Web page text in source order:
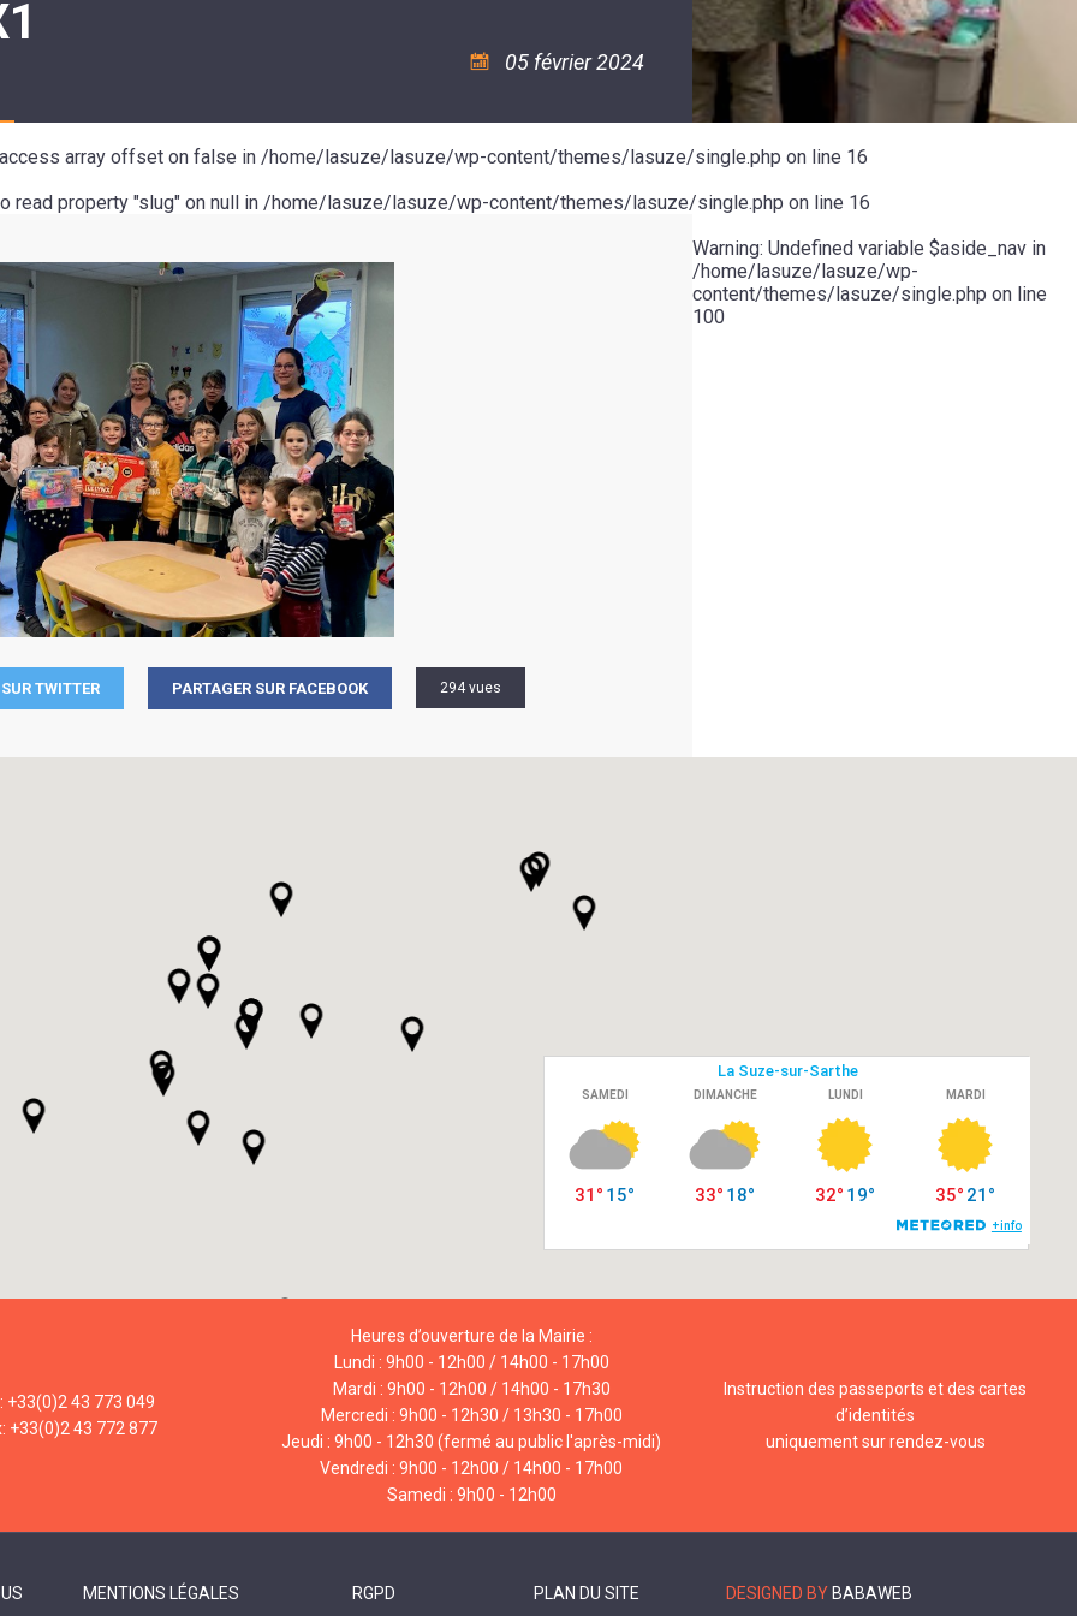
array offset on false in /home/lasuze/lasuze/wp-content/themes/lasuze/single.php on line 16
read property "slug" on null in /home/lasuze/lasuze/wp-content/themes/lasuze/single.php on line 16
05 février 2024
TWITTER PARTAGER SUR FACEBOOK 294 vues
Warning: Undefined variable $aside_nav in
/home/lasuze/lasuze/wp-
content/themes/lasuze/single.php on line
100
+33(0)2 43 773 049
+33(0)2 43 772 877
Heures d’ouverture de la Mairie :
Lundi : 9h00 - 12h00 / 14h00 - 17h00
Mardi : 9h00 - 12h00 / 14h00 - 17h30
Mercredi : 9h00 - 12h30 / 13h30 - 17h00
Jeudi : 9h00 - 12h30 (fermé au public l'après-midi)
Vendredi : 9h00 - 12h00 / 14h00 - 17h00
Samedi : 9h00 - 12h00
Instruction des passeports et des cartes
d’identités
uniquement sur rendez-vous
MENTIONS LÉGALES RGPD PLAN DU SITE DESIGNED BY BABAWEB